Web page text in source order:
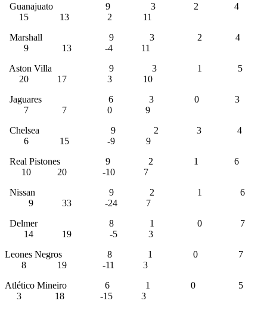
Guanajuato 9 3 2 4
15 13 2 11
Marshall 9 3 2 4
9 13 -4 11
Aston Villa 9 3 1 5
20 17 3 10
Jaguares 6 3 0 3
7 7 0 9
Chelsea 9 2 3 4
6 15 -9 9
Real Pistones 9 2 1 6
10 20 -10 7
Nissan 9 2 1 6
9 33 -24 7
Delmer 8 1 0 7
14 19 -5 3
Leones Negros 8 1 0 7
8 19 -11 3
Atlético Mineiro 6 1 0 5
3 18 -15 3